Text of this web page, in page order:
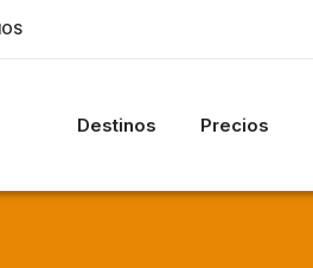
Destinos Precios